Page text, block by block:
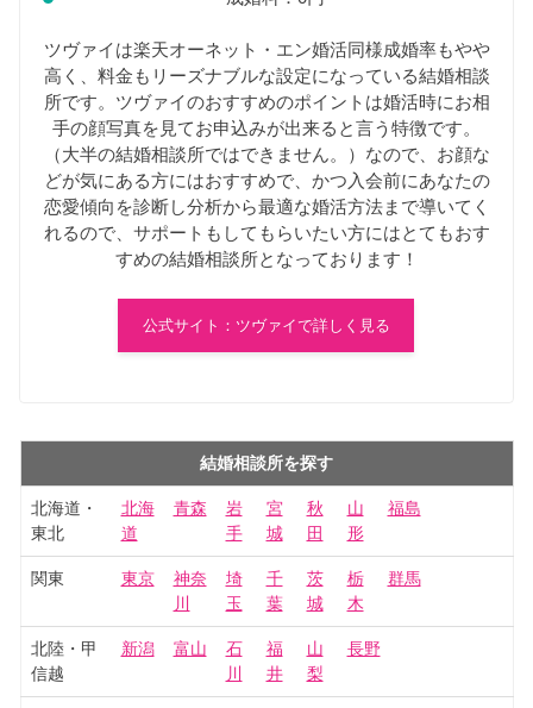
ツヴァイは楽天オーネット・エン婚活同様成婚率もやや
高く、料金もリーズナブルな設定になっている結婚相談
所です。ツヴァイのおすすめのポイントは婚活時にお相
手の顔写真を見てお申込みが出来ると言う特徴です。
（大半の結婚相談所ではできません。）なので、お顔な
どが気にある方にはおすすめで、かつ入会前にあなたの
恋愛傾向を診断し分析から最適な婚活方法まで導いてく
れるので、サポートもしてもらいたい方にはとてもおす
すめの結婚相談所となっております！
公式サイト：ツヴァイで詳しく見る
結婚相談所を探す
北海道・
東北
北海
道
青森
岩
手
宮
城
秋
田
山
形
福島
関東 東京
神奈
川
埼
玉
千
葉
茨
城
栃
木
群馬
北陸・甲
信越
新潟 富山
石
川
福
井
山
梨
長野